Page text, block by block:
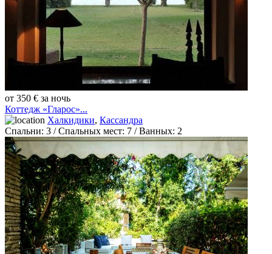
от 350 € за ночь
Коттедж «Гларос»...
Халкидики, Кассандра
Спальни: 3 / Спальных мест: 7 /Ванных: 2